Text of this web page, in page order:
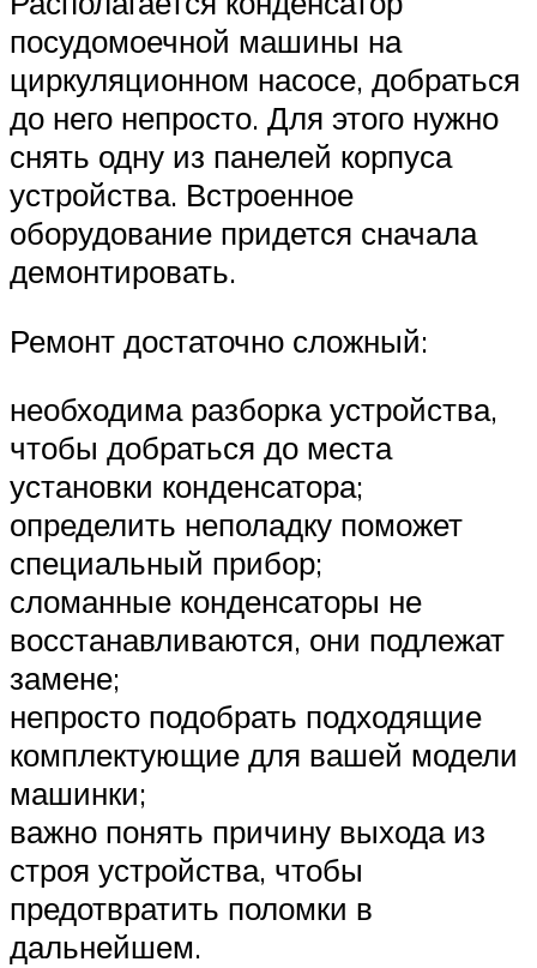
посудомоечной машины на
циркуляционном насосе, добраться
до него непросто. Для этого нужно
снять одну из панелей корпуса
устройства. Встроенное
оборудование придется сначала
демонтировать.
Ремонт достаточно сложный:
необходима разборка устройства,
чтобы добраться до места
установки конденсатора;
определить неполадку поможет
специальный прибор;
сломанные конденсаторы не
восстанавливаются, они подлежат
замене;
непросто подобрать подходящие
комплектующие для вашей модели
машинки;
важно понять причину выхода из
строя устройства, чтобы
предотвратить поломки в
дальнейшем.